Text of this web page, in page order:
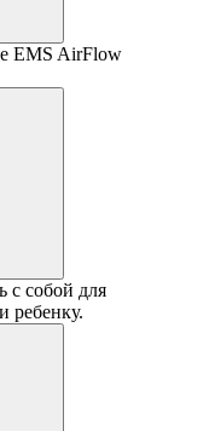
EMS AirFlow
с собой для
ребенку.